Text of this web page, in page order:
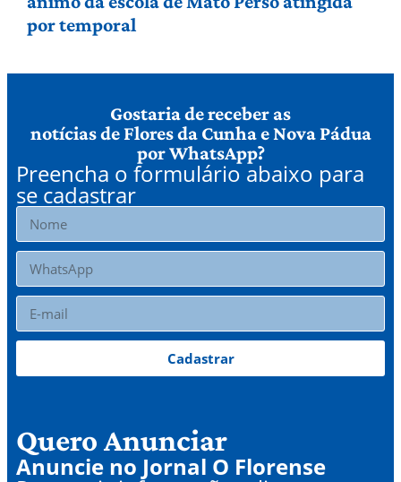
por temporal
Gostaria de receber as
notícias de Flores da Cunha e Nova Pádua
por WhatsApp?
Preencha o formulário abaixo para
se cadastrar
Cadastrar
Quero Anunciar
Anuncie no Jornal O Florense